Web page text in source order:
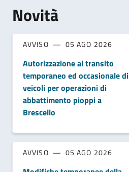
Novità
AVVISO 05 AGO 2026
Autorizzazione al transito
temporaneo ed occasionale di
veicoli per operazioni di
abbattimento pioppi a
Brescello
AVVISO 05 AGO 2026